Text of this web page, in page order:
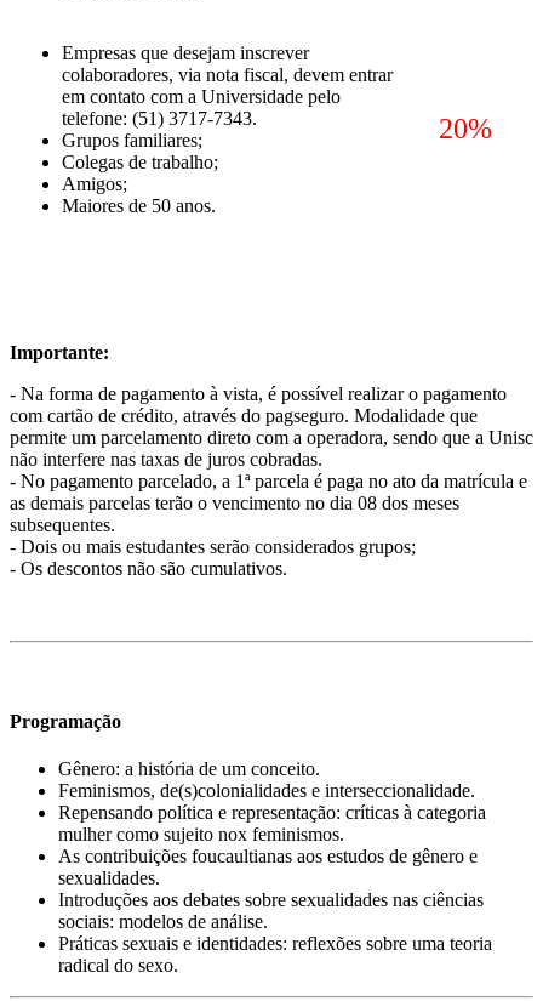
Empresas que desejam inscrever
colaboradores, via nota fiscal, devem entrar
em contato com a Universidade pelo
telefone: (51) 3717-7343.
Grupos familiares;
Colegas de trabalho;
Amigos;
Maiores de 50 anos.
20%
Importante:
- Na forma de pagamento à vista, é possível realizar o pagamento
com cartão de crédito, através do pagseguro. Modalidade que
permite um parcelamento direto com a operadora, sendo que a Unisc
não interfere nas taxas de juros cobradas.
- No pagamento parcelado, a 1ª parcela é paga no ato da matrícula e
as demais parcelas terão o vencimento no dia 08 dos meses
subsequentes.
- Dois ou mais estudantes serão considerados grupos;
- Os descontos não são cumulativos.
Programação
Gênero: a história de um conceito.
Feminismos, de(s)colonialidades e interseccionalidade.
Repensando política e representação: críticas à categoria
mulher como sujeito nox feminismos.
As contribuições foucaultianas aos estudos de gênero e
sexualidades.
Introduções aos debates sobre sexualidades nas ciências
sociais: modelos de análise.
Práticas sexuais e identidades: reflexões sobre uma teoria
radical do sexo.